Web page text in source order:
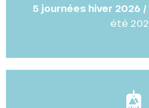
5 journées hiver 2026 /
été